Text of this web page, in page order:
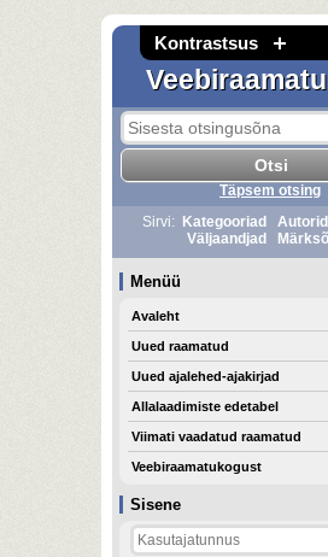
Kontrastsus
Sisene
Täpsem otsing
Sirvi:
Kategooriad Autorid
Väljaandjad
Menüü
Avaleht
Uued raamatud
Uued ajalehed-ajakirjad
Allalaadimiste edetabel
Viimati vaadatud raamatud
Veebiraamatukogust